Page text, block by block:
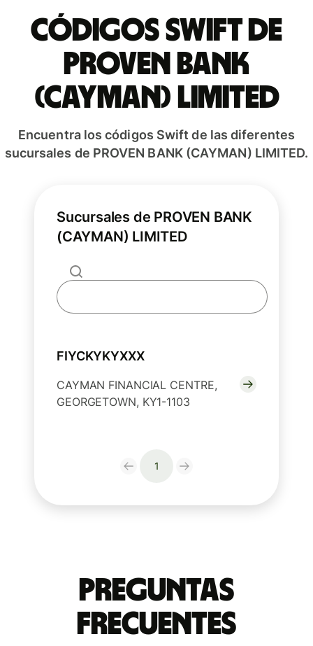
Códigos Swift de
PROVEN BANK
(CAYMAN) LIMITED
Encuentra los códigos Swift de las diferentes
sucursales de PROVEN BANK (CAYMAN) LIMITED.
Sucursales de PROVEN BANK
(CAYMAN) LIMITED
FIYCKYKYXXX
CAYMAN FINANCIAL CENTRE,
GEORGETOWN, KY1-1103
1
Preguntas
Frecuentes